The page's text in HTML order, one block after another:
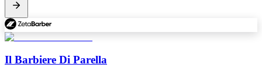
Il Barbiere Di Parella